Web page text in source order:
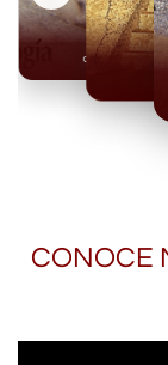
Olmecas
CONOCE